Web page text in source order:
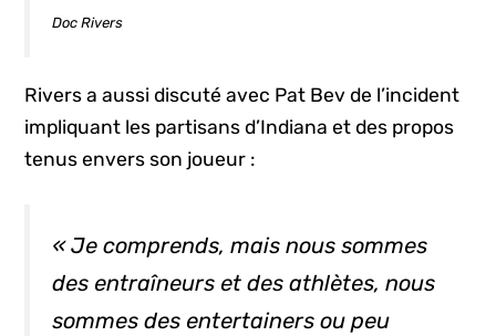
Doc Rivers
Rivers a aussi discuté avec Pat Bev de l’incident
impliquant les partisans d’Indiana et des propos
tenus envers son joueur :
« Je comprends, mais nous sommes
des entraîneurs et des athlètes, nous
sommes des entertainers ou peu